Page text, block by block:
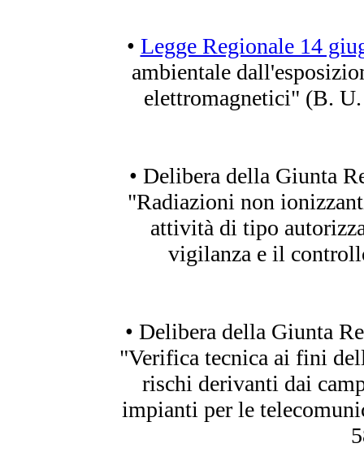
• Legge Regionale 14
ambientale
elettromagnetici" (B.
• Delibera della Giunta
"Radiazioni non
attività di tipo
vigilanza e il
• Delibera della Giunta
"Verifica tecnica ai fini
rischi derivanti dai
impianti per le